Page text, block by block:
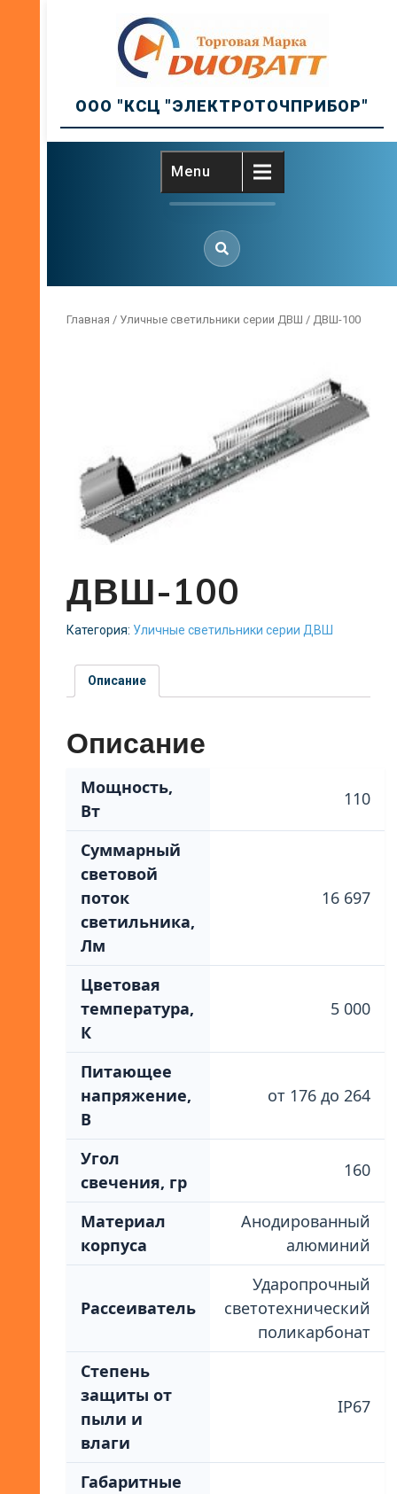
ООО "КСЦ "ЭЛЕКТРОТОЧПРИБОР"
Menu
Главная / Уличные светильники серии ДВШ / ДВШ-100
ДВШ-100
Категория: Уличные светильники серии ДВШ
Описание
Описание
Мощность,
Вт
110
Суммарный
световой
поток
светильника,
Лм
16 697
Цветовая
температура,
К
5 000
Питающее
напряжение,
В
от 176 до 264
Угол
свечения, гр
160
Материал
корпуса
Анодированный
алюминий
Рассеиватель
Ударопрочный
светотехнический
поликарбонат
Степень
защиты от
пыли и
влаги
IP67
Габаритные